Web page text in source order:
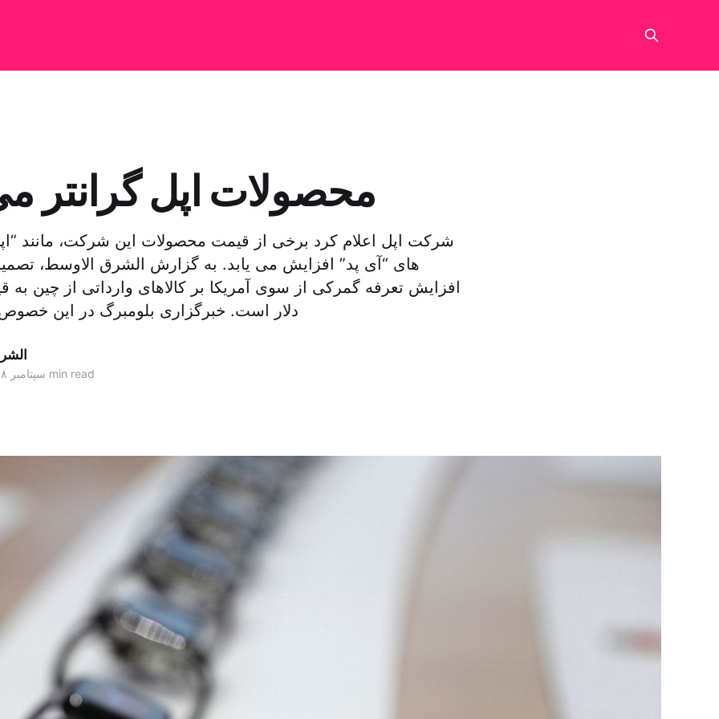
محصولات اپل گرانتر
شرکت اپل اعلام کرد برخی از قیمت محصولات این شرکت، مانند
های “آی پد” افزایش می یابد. به گزارش الشرق الاوسط،
دلار است. خبرگزاری بلومبرگ در این
۰۸ سپتامبر ۲۰۱۸ 1 min read